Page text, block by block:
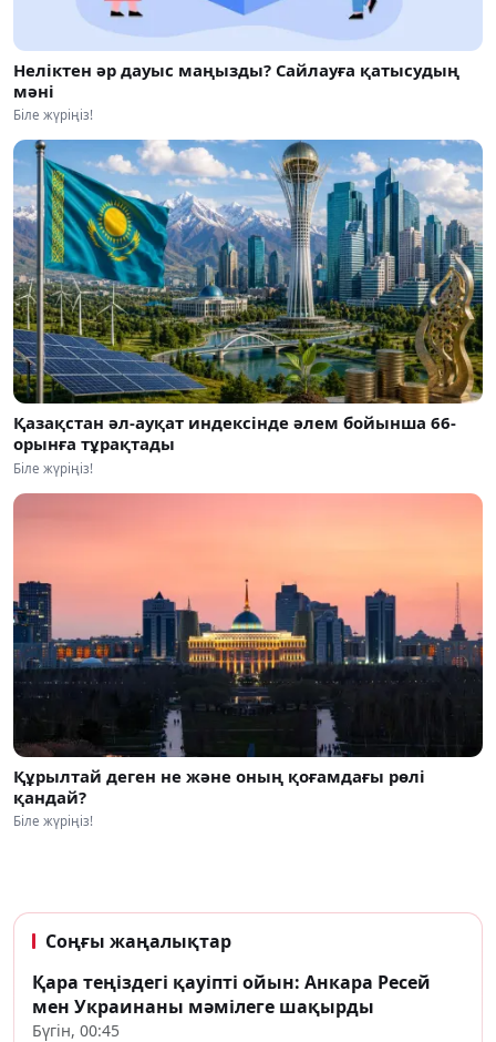
Неліктен әр дауыс маңызды? Сайлауға қатысудың
мәні
Біле жүріңіз!
Қазақстан әл-ауқат индексінде әлем бойынша 66-
орынға тұрақтады
Біле жүріңіз!
Құрылтай деген не және оның қоғамдағы рөлі
қандай?
Біле жүріңіз!
Соңғы жаңалықтар
Қара теңіздегі қауіпті ойын: Анкара Ресей
мен Украинаны мәмілеге шақырды
Бүгін, 00:45